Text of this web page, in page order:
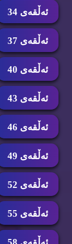
ئه‌ڵقه‌ی 34
ئه‌ڵقه‌ی 37
ئه‌ڵقه‌ی 40
ئه‌ڵقه‌ی 43
ئه‌ڵقه‌ی 46
ئه‌ڵقه‌ی 49
ئه‌ڵقه‌ی 52
ئه‌ڵقه‌ی 55